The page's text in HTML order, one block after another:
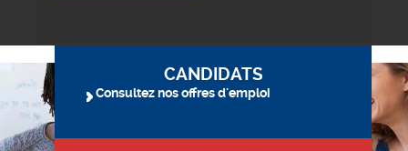
CANDIDATS
Consultez nos offres d'emploi